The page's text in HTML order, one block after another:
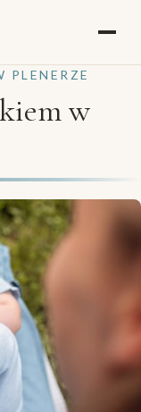
PLENERZE
w